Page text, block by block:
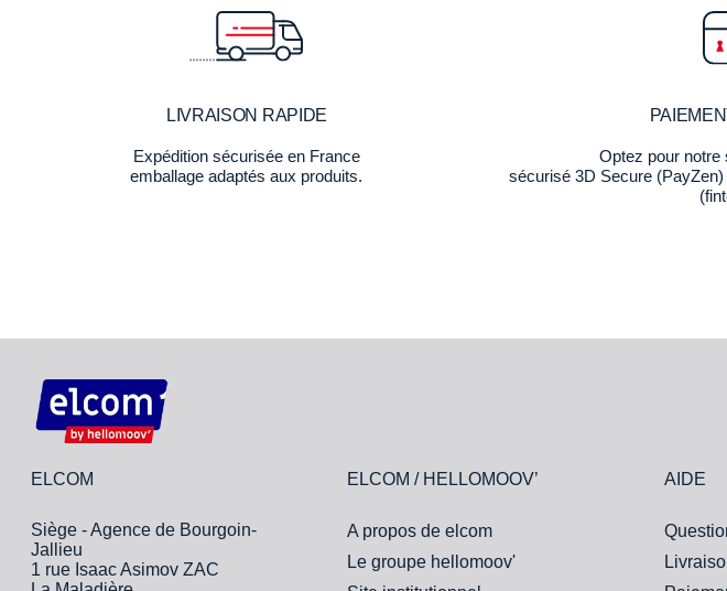
LIVRAISON RAPIDE
Expédition sécurisée en France
emballage adaptés aux produits.
Optez pour
sécurisé 3D Secure
ELCOM
Siège - Agence de Bourgoin-
Jallieu
1 rue Isaac Asimov ZAC
ELCOM / HELLOMOOV’
A propos de elcom
Le groupe hellomoov'
AIDE